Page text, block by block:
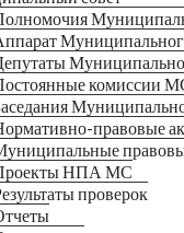
комиссии
правовые
НПА МС
проверок